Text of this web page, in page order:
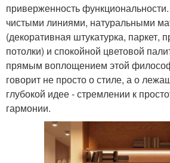
приверженность
чистыми линиями, натуральными
(декоративная штукатурка, паркет,
потолки) и спокойной цветовой
прямым воплощением этой
говорит не просто о стиле, а о
глубокой идее - стремлении к
гармонии.